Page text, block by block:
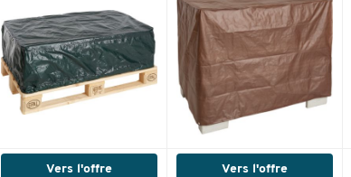
Vers l'offre Vers l'offre